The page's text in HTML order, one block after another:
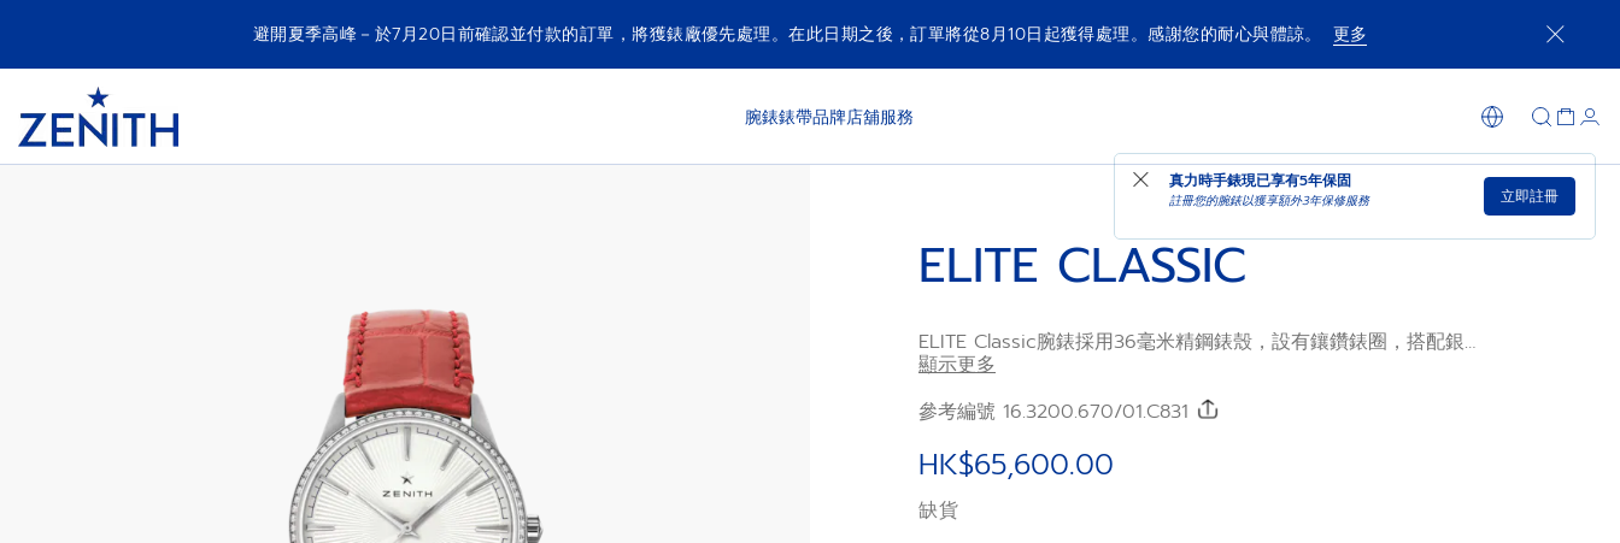
避開夏季高峰－於7月20日前確認並付款的訂單，將獲錶廠優先處理。在此日期之後，訂單將從8月10日起獲得處理。感謝您的耐心與體諒。 更多
1 腕錶錶帶品牌店舖服務
真力時手錶現已享有5年保固
註冊您的腕錶以獲享額外3年保修服務 立即註冊
ELITE CLASSIC
ELITE Classic腕錶採用36毫米精鋼錶殼，設有鑲鑽錶圈，搭配銀色
太陽紋錶盤和紅色鱷魚皮錶帶。錶廠自製ELITE機芯極致纖薄，性
顯示更多
參考編號 16.3200.670/01.C831
HK$65,600.00
缺貨
ELITE CLASSIC